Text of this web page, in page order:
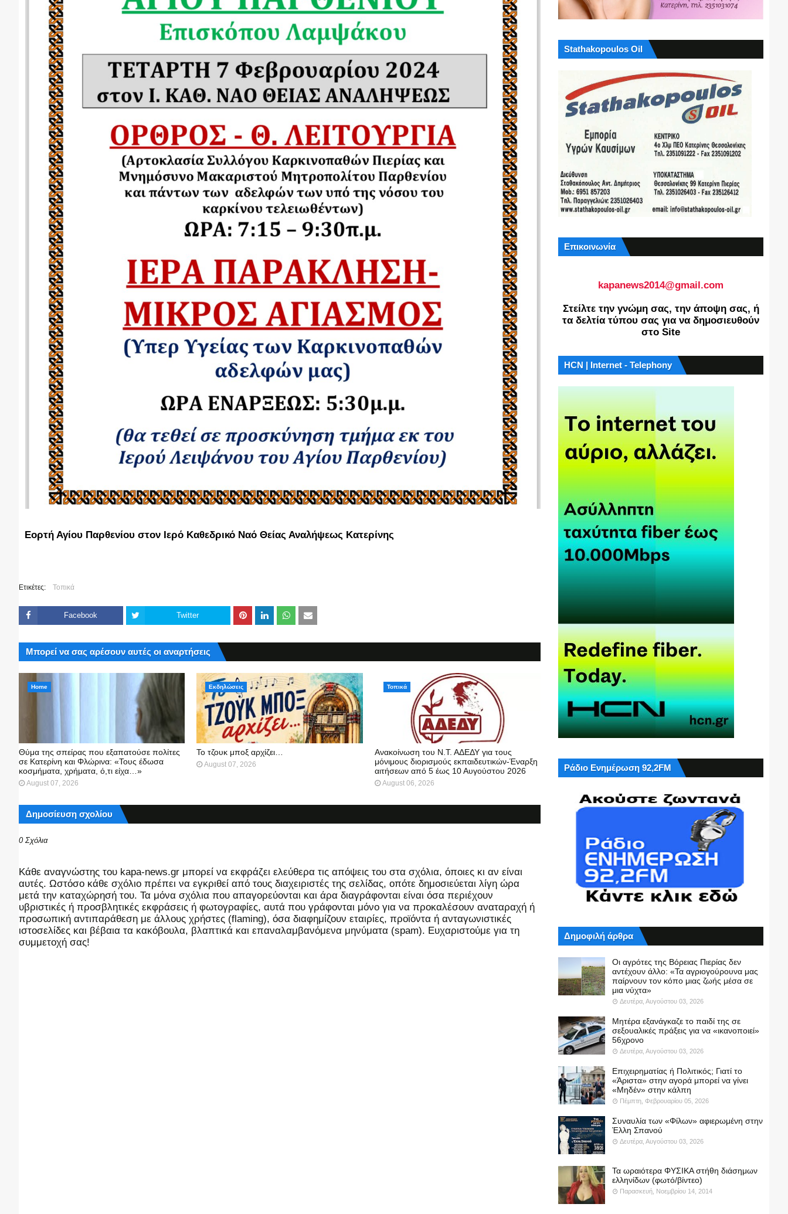
Εορτή Αγίου Παρθενίου στον Ιερό Καθεδρικό Ναό Θείας Αναλήψεως Κατερίνης
Ετικέτες: Τοπικά
Facebook Twitter
Μπορεί να σας αρέσουν αυτές οι αναρτήσεις
Home
Θύμα της σπείρας που εξαπατούσε πολίτες
σε Κατερίνη και Φλώρινα: «Τους έδωσα
κοσμήματα, χρήματα, ό,τι είχα…»
August 07, 2026
Εκδηλώσεις
Το τζουκ μπoξ αρχίζει…
August 07, 2026
Τοπικά
Ανακοίνωση του Ν.Τ. ΑΔΕΔΥ για τους
μόνιμους διορισμούς εκπαιδευτικών-Έναρξη
αιτήσεων από 5 έως 10 Αυγούστου 2026
August 06, 2026
Δημοσίευση σχολίου
0 Σχόλια
Kάθε αναγνώστης του kapa-news.gr μπορεί να εκφράζει ελεύθερα τις απόψεις του στα σχόλια, όποιες κι αν είναι
αυτές. Ωστόσο κάθε σχόλιο πρέπει να εγκριθεί από τους διαχειριστές της σελίδας, οπότε δημοσιεύεται λίγη ώρα
μετά την καταχώρησή του. Τα μόνα σχόλια που απαγορεύονται και άρα διαγράφονται είναι όσα περιέχουν
υβριστικές ή προσβλητικές εκφράσεις ή φωτογραφίες, αυτά που γράφονται μόνο για να προκαλέσουν αναταραχή ή
προσωπική αντιπαράθεση με άλλους χρήστες (flaming), όσα διαφημίζουν εταιρίες, προϊόντα ή ανταγωνιστικές
ιστοσελίδες και βέβαια τα κακόβουλα, βλαπτικά και επαναλαμβανόμενα μηνύματα (spam). Ευχαριστούμε για τη
συμμετοχή σας!
Stathakopoulos Oil
Επικοινωνία
kapanews2014@gmail.com
Στείλτε την γνώμη σας, την άποψη σας, ή
τα δελτία τύπου σας για να δημοσιευθούν
στο Site
HCN | Internet - Telephony
Ράδιο Ενημέρωση 92,2FM
Δημοφιλή άρθρα
Οι αγρότες της Βόρειας Πιερίας δεν
αντέχουν άλλο: «Τα αγριογούρουνα μας
παίρνουν τον κόπο μιας ζωής μέσα σε
μια νύχτα»
Δευτέρα, Αυγούστου 03, 2026
Μητέρα εξανάγκαζε το παιδί της σε
σεξουαλικές πράξεις για να «ικανοποιεί»
56χρονο
Δευτέρα, Αυγούστου 03, 2026
Επιχειρηματίας ή Πολιτικός; Γιατί το
«Άριστα» στην αγορά μπορεί να γίνει
«Μηδέν» στην κάλπη
Πέμπτη, Φεβρουαρίου 05, 2026
Συναυλία των «Φίλων» αφιερωμένη στην
Έλλη Σπανού
Δευτέρα, Αυγούστου 03, 2026
Τα ωραιότερα ΦΥΣΙΚΑ στήθη διάσημων
ελληνίδων (φωτό/βίντεο)
Παρασκευή, Νοεμβρίου 14, 2014